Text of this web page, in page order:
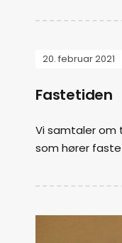
20. februar 2021
Fastetiden
Vi samtaler om
som hører